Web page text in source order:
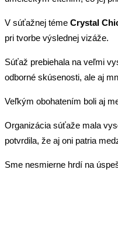
V súťažnej téme Crystal
pri tvorbe výslednej vizáže.
Súťaž prebiehala na veľmi
odborné skúsenosti, ale aj
Veľkým obohatením boli aj
Organizácia súťaže mala
potvrdila, že aj oni patria
Sme nesmierne hrdí na